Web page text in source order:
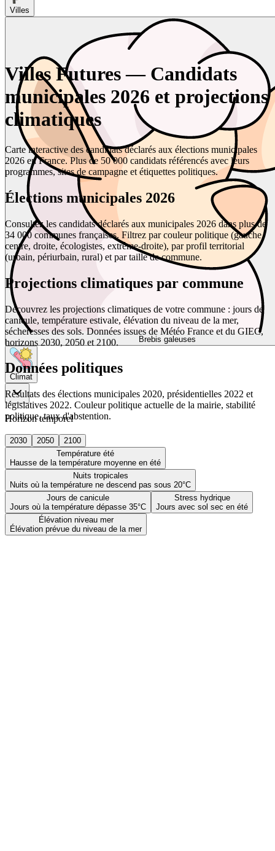
Villes
Brebis galeuses
Climat
Horizon temporel
2030 2050
2100
Température été
Hausse de la température moyenne en été
Nuits tropicales
Nuits où la température ne descend pas sous 20°C
Jours de canicule
Jours où la température dépasse 35°C
Stress hydrique
Jours avec sol sec en été
Élévation niveau mer
Élévation prévue du niveau de la mer
Villes Futures — Candidats
municipales 2026 et projections
climatiques
Carte interactive des candidats déclarés aux élections municipales
2026 en France. Plus de 50 000 candidats référencés avec leurs
programmes, sites de campagne et étiquettes politiques.
Élections municipales 2026
Consultez les candidats déclarés aux municipales 2026 dans plus de
34 000 communes françaises. Filtrez par couleur politique (gauche,
centre, droite, écologistes, extrême-droite), par profil territorial
(urbain, périurbain, rural) et par taille de commune.
Projections climatiques par commune
Découvrez les projections climatiques de votre commune : jours de
canicule, température estivale, élévation du niveau de la mer,
sécheresses des sols. Données issues de Météo France et du GIEC,
horizons 2030, 2050 et 2100.
Données politiques
Résultats des élections municipales 2020, présidentielles 2022 et
législatives 2022. Couleur politique actuelle de la mairie, stabilité
politique, taux d'abstention.